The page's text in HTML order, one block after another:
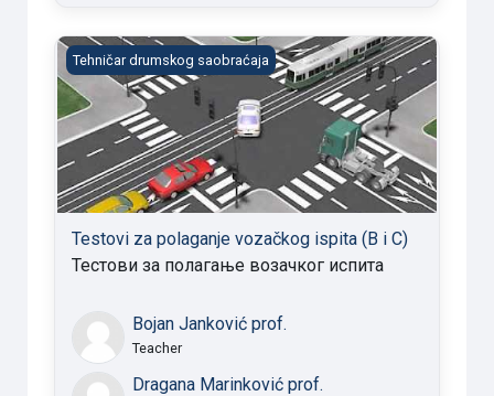
Testovi za polaganje vozačkog ispita (B i C)
Tehničar drumskog saobraćaja
Testovi za polaganje vozačkog ispita (B i C)
Тестови за полагање возачког испита
Bojan Janković prof.
Teacher
Dragana Marinković prof.